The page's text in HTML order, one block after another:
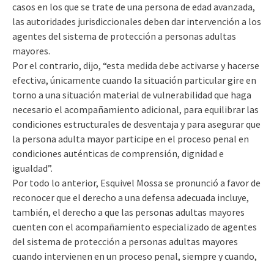
casos en los que se trate de una persona de edad avanzada,
las autoridades jurisdiccionales deben dar intervención a los
agentes del sistema de protección a personas adultas
mayores.
Por el contrario, dijo, “esta medida debe activarse y hacerse
efectiva, únicamente cuando la situación particular gire en
torno a una situación material de vulnerabilidad que haga
necesario el acompañamiento adicional, para equilibrar las
condiciones estructurales de desventaja y para asegurar que
la persona adulta mayor participe en el proceso penal en
condiciones auténticas de comprensión, dignidad e
igualdad”.
Por todo lo anterior, Esquivel Mossa se pronunció a favor de
reconocer que el derecho a una defensa adecuada incluye,
también, el derecho a que las personas adultas mayores
cuenten con el acompañamiento especializado de agentes
del sistema de protección a personas adultas mayores
cuando intervienen en un proceso penal, siempre y cuando,